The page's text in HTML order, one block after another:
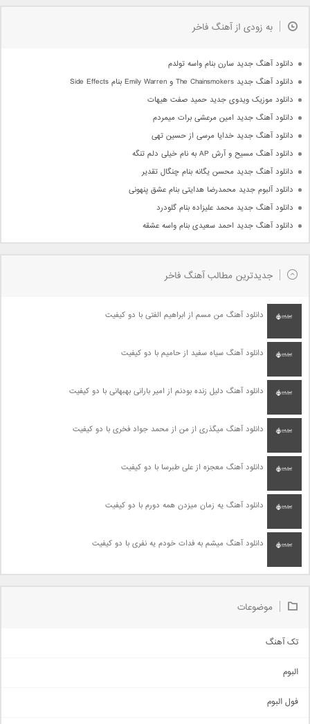
به زودی از آهنگ فاخر
دانلود آهنگ جدید سارن بنام واسه تولدم
دانلود آهنگ جدید The Chainsmokers و Emily Warren بنام Side Effects
دانلود موزیک ویدوی جدید حمید صفت هیهات
دانلود آهنگ جدید امین مرعشی برات میمردم
دانلود آهنگ جدید خدایا مرسی از حسین تهی
دانلود آهنگ مسیح و آرش AP به نام خیلی دلم تنگه
دانلود آهنگ جدید محسن یگانه بنام چنگال تقدیر
دانلود آلبوم جدید محمدرضا هدایتی بنام عشق پنهونی
دانلود آهنگ جدید محمد علیزاده بنام گلودرد
دانلود آهنگ جدید احمد سعیدی بنام واسه عشقه
جدیدترین مطالب آهنگ فاخر
دانلود آهنگ من مسم از ابراهیم الفتی با دو کیفیت
دانلود آهنگ سیاه سفید از حامیم با دو کیفیت
دانلود آهنگ دلیل زنده بودنم از امیر بارانی بهبهانی با دو کیفیت
دانلود آهنگ میگذری از من از محمد جواد فخری با دو کیفیت
دانلود آهنگ معجزه از علی طبرسا با دو کیفیت
دانلود آهنگ یه زمان میزدن همه دورم با دو کیفیت
دانلود آهنگ میشم به فدات خودم یه نفری با دو کیفیت
موضوعات
تک آهنگ
اجتماعی
البوم
فول البوم